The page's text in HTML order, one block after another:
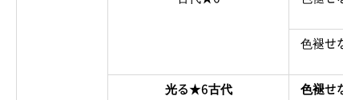
色褪せな
光る★6古代 色褪せな